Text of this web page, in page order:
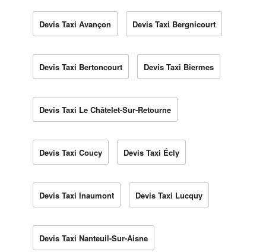
Devis Taxi Avançon Devis Taxi Bergnicourt
Devis Taxi Bertoncourt Devis Taxi Biermes
Devis Taxi Le Châtelet-Sur-Retourne
Devis Taxi Coucy Devis Taxi Écly
Devis Taxi Inaumont Devis Taxi Lucquy
Devis Taxi Nanteuil-Sur-Aisne